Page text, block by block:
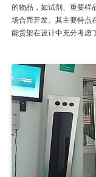
的物品，如试剂、重要样
场合而开发。其主要特点
能货架在设计中充分考虑